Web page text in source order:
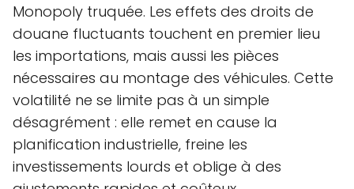
Monopoly truquée. Les effets des droits de
douane fluctuants touchent en premier lieu
les importations, mais aussi les pièces
nécessaires au montage des véhicules. Cette
volatilité ne se limite pas à un simple
désagrément : elle remet en cause la
planification industrielle, freine les
investissements lourds et oblige à des